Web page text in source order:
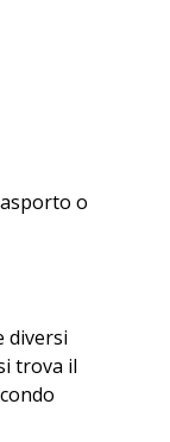
o
diversi
trova il